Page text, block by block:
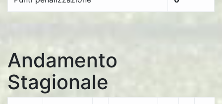
Andamento
Stagionale